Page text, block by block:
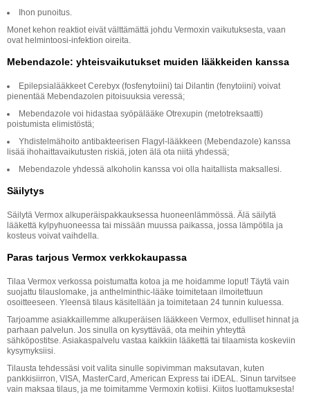
Ihon punoitus.
Monet kehon reaktiot eivät välttämättä johdu Vermoxin vaikutuksesta, vaan
ovat helmintoosi-infektion oireita.
Mebendazole: yhteisvaikutukset muiden lääkkeiden kanssa
Epilepsialääkkeet Cerebyx (fosfenytoiini) tai Dilantin (fenytoiini) voivat
pienentää Mebendazolen pitoisuuksia veressä;
Mebendazole voi hidastaa syöpälääke Otrexupin (metotreksaatti)
poistumista elimistöstä;
Yhdistelmähoito antibakteerisen Flagyl-lääkkeen (Mebendazole) kanssa
lisää ihohaittavaikutusten riskiä, joten älä ota niitä yhdessä;
Mebendazole yhdessä alkoholin kanssa voi olla haitallista maksallesi.
Säilytys
Säilytä Vermox alkuperäispakkauksessa huoneenlämmössä. Älä säilytä
lääkettä kylpyhuoneessa tai missään muussa paikassa, jossa lämpötila ja
kosteus voivat vaihdella.
Paras tarjous Vermox verkkokaupassa
Tilaa Vermox verkossa poistumatta kotoa ja me hoidamme loput! Täytä vain
suojattu tilauslomake, ja anthelminthic-lääke toimitetaan ilmoitettuun
osoitteeseen. Yleensä tilaus käsitellään ja toimitetaan 24 tunnin kuluessa.
Tarjoamme asiakkaillemme alkuperäisen lääkkeen Vermox, edulliset hinnat ja
parhaan palvelun. Jos sinulla on kysyttävää, ota meihin yhteyttä
sähköpostitse. Asiakaspalvelu vastaa kaikkiin lääkettä tai tilaamista koskeviin
kysymyksiisi.
Tilausta tehdessäsi voit valita sinulle sopivimman maksutavan, kuten
pankkisiirron, VISA, MasterCard, American Express tai iDEAL. Sinun tarvitsee
vain maksaa tilaus, ja me toimitamme Vermoxin kotiisi. Kiitos luottamuksesta!